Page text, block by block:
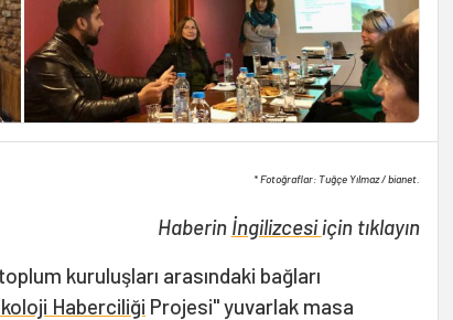
* Fotoğraflar: Tuğçe Yılmaz / bianet.
Haberin İngilizcesiiçin tıklayın
kuruluşları arasındaki bağları
Haberciliği Projesi" yuvarlak masa